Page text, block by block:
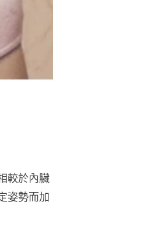
較於內臟
姿勢而加